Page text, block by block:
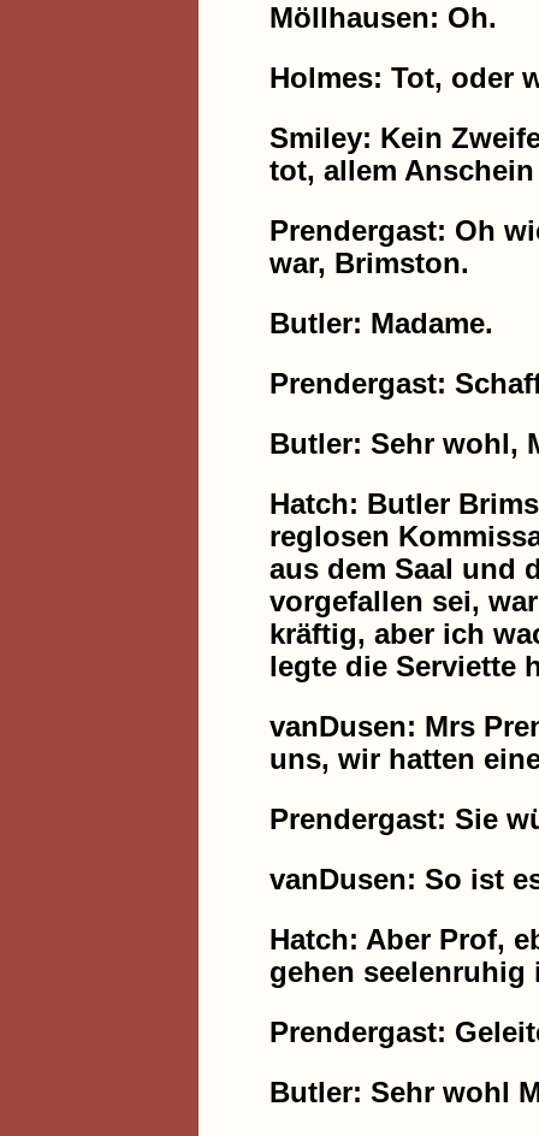
Möllhausen: Oh.
Holmes: Tot, oder
Smiley: Kein
tot, allem
Prendergast: Oh
war, Brimston.
Butler: Madame.
Prendergast:
Butler: Sehr wohl,
Hatch: Butler
reglosen
aus dem Saal und
vorgefallen sei,
kräftig, aber ich
legte die Serviette
vanDusen: Mrs
uns, wir hatten
Prendergast: Sie
vanDusen: So ist
Hatch: Aber Prof,
gehen seelenruhig
Prendergast:
Butler: Sehr wohl